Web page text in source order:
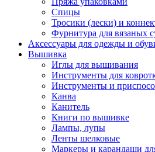
Спицы
Тросики (лески) и
Фурнитура для вязаных
Аксессуары для одежды и
Вышивка
Иглы для вышивания
Инструменты для
Инструменты и
Канва
Канитель
Книги по вышивке
Лампы, лупы
Ленты шелковые
Маркеры и карандаши